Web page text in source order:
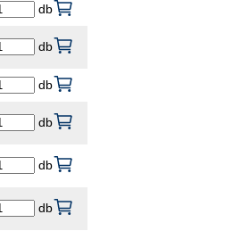
db
db
db
db
db
db